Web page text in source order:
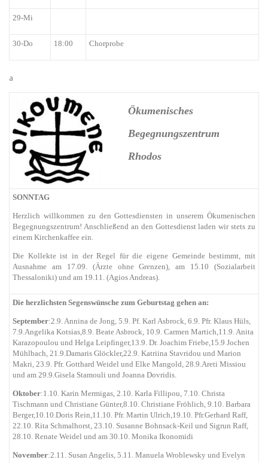
29-Mi
30-Do 18:00 Chorprobe
a
Ökumenisches
Begegnungszentrum
Rhodos
SONNTAG
Herzlich willkommen zu den Gottesdiensten in unserem Ökumenischen
Begegnungszentrum! Anschließend an den Gottesdienst laden wir stets zu
einem Kirchenkaffee ein.
Die Kollekte ist in der Regel für die eigene Gemeinde bestimmt, mit
Ausnahme am 17.09. (Ärzte ohne Grenzen), am 15.10 (Sozialarbeit
Thessaloniki) und am 19.11. (Agios Andreas).
Die herzlichsten Segenswünsche zum Geburtstag gehen an:
September:2.9. Annina de Jong, 5.9. Pf. Karl Asbrock, 6.9. Pfr. Klaus Hüls,
7.9.Angelika Kotsias,8.9. Beate Asbrock, 10.9. Carmen Martich,11.9. Anita
Karazopoulou und Helga Leipfinger,13.9. Dr. Joachim Friebe,15.9 Jochen
Mühlbach, 21.9.Damaris Glöckler,22.9. Katriina Stavridou und Marion
Makri, 23.9. Pfr. Gotthard Weidel und Elke Mangold, 28.9.Areti Missiou
und am 29.9.Gisela Stamouli und Joanna Dovridis.
Oktober:1.10. Karin Mermigas, 2.10. Karla Fillipou, 7.10. Christa
Tischmann und Christiane Günter,8.10. Christiane Fröhlich, 9.10. Barbara
Berger,10.10.Doris Rein,11.10. Pfr. Martin Ulrich,19.10. Pfr.Gerhard Raff,
22.10. Rita Schmalhorst, 23.10. Susanne Bohnsack-Keil und Sigrun Raff,
28.10. Renate Weidel und am 30.10. Monika Ikonomidi
November:2.11. Susan Angelis, 5.11. Manuela Wroblewsky und Evelyn